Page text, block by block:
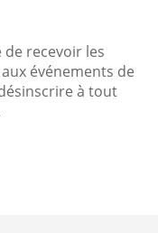
de recevoir les
événements de
à tout